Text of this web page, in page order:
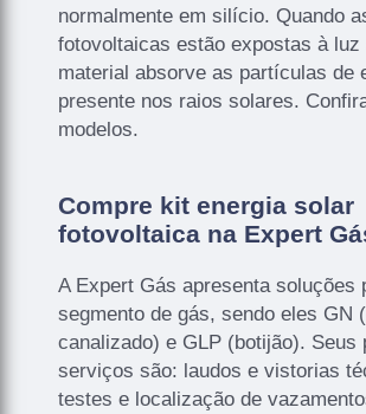
normalmente em silício. Quando
fotovoltaicas estão expostas à luz
material absorve as partículas de
presente nos raios solares.
modelos.
Compre kit energia solar
fotovoltaica na Expert
A Expert Gás apresenta soluções
segmento de gás, sendo eles GN
canalizado) e GLP (botijão). Seus
serviços são: laudos e vistorias
testes e localização de